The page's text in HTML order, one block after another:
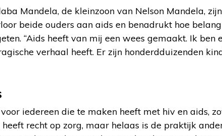
Mandela, de kleinzoon van Nelson Mandela,
beide ouders aan aids en benadrukt hoe
“Aids heeft van mij een wees gemaakt. Ik ben
verhaal heeft. Er zijn honderdduizenden
iedereen die te maken heeft met hiv en aids,
recht op zorg, maar helaas is de praktijk